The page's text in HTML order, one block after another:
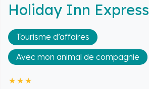
Holiday Inn Express
Tourisme d’affaires
Avec mon animal de compagnie